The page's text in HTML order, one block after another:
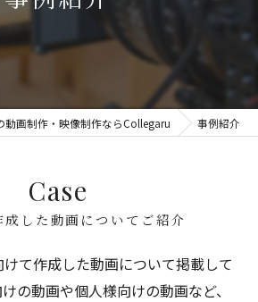
動画制作・映像制作ならCollegaru 事例紹介
Case
成した動画についてご紹介
て作成した動画について掲載して
の動画や個人様向けの動画など、